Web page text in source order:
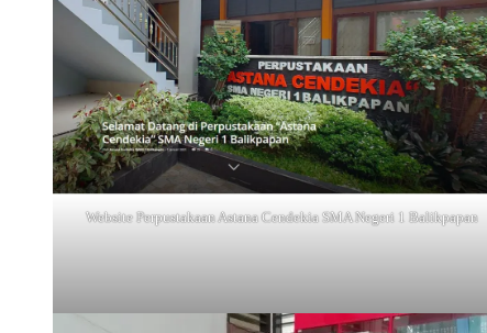
Website Perpustakaan Astana Cendekia SMA Negeri 1 Balikpapan